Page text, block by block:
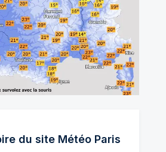
du site MétéoParis